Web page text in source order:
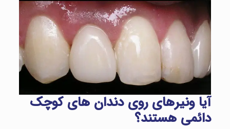
آیا ونیرهای روی دندان های کوچک
دائمی هستند؟